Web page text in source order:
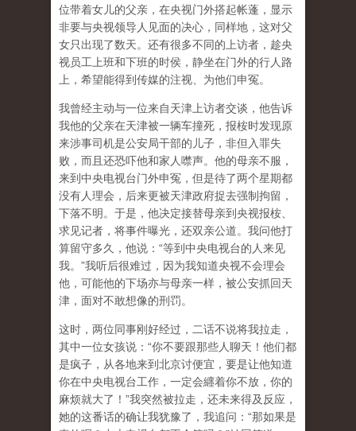
位带着女儿的父亲，在央视门外搭起帐蓬，显示
非要与央视领导人见面的决心，同样地，这对父
女只出现了数天。还有很多不同的上访者，趁央
视员工上班和下班的时侯，静坐在门外的行人路
上，希望能得到传媒的注视、为他们申冤。
我曾经主动与一位来自天津上访者交谈，他告诉
我他的父亲在天津被一辆车撞死，报桉时发现原
来涉事司机是公安局干部的儿子，非但入罪失
败，而且还恐吓他和家人噤声。他的母亲不服，
来到中央电视台门外申冤，但是待了两个星期都
没有人理会，后来更被天津政府捉去强制拘留，
下落不明。于是，他决定接替母亲到央视报桉、
求见记者，将事件曝光，还双亲公道。我问他打
算留守多久，他说：“等到中央电视台的人来见
我。”我听后很难过，因为我知道央视不会理会
他，可能他的下场亦与母亲一样，被公安抓回天
津，面对不敢想像的刑罚。
这时，两位同事刚好经过，二话不说将我拉走，
其中一位女孩说：“你不要跟那些人聊天！他们都
是疯子，从各地来到北京讨便宜，要是让他知道
你在中央电视台工作，一定会纒着你不放，你的
麻烦就大了！”我突然被拉走，还未来得及反应，
她的这番话的确让我犹豫了，我追问：“那如果是